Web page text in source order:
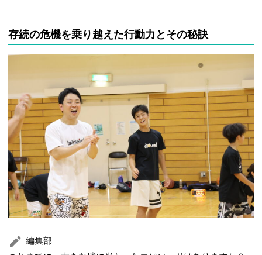
存続の危機を乗り越えた行動力とその秘訣
編集部